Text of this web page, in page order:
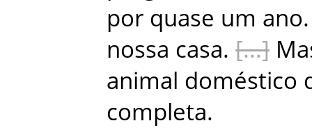
por quase um ano.
nossa casa.
animal doméstico
completa.